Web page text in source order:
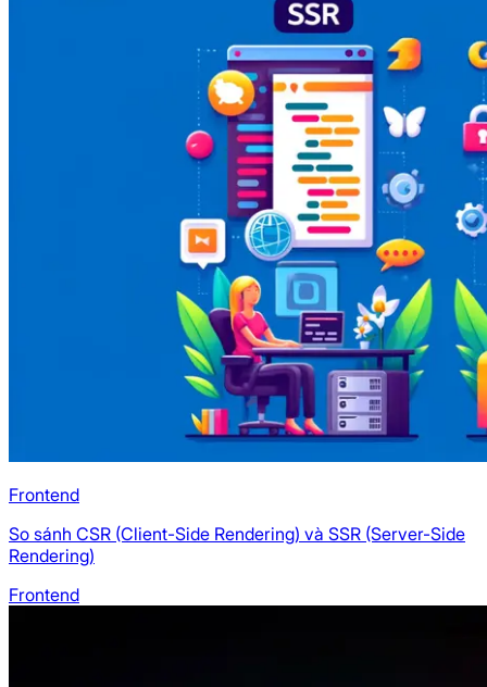
Frontend
So sánh CSR (Client-Side Rendering) và SSR (Server-Side
Rendering)
Frontend